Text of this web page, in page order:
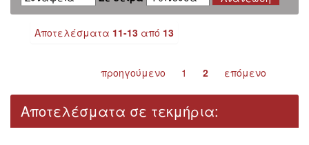
Αποτελέσματα 11-13 από 13
προηγούμενο 1 2 επόμενο
Αποτελέσματα σε τεκμήρια: